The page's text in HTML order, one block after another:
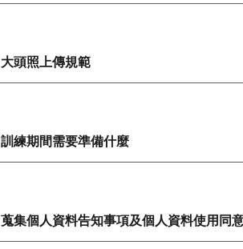
大頭照上傳規範
訓練期間需要準備什麼
蒐集個人資料告知事項及個人資料使用同